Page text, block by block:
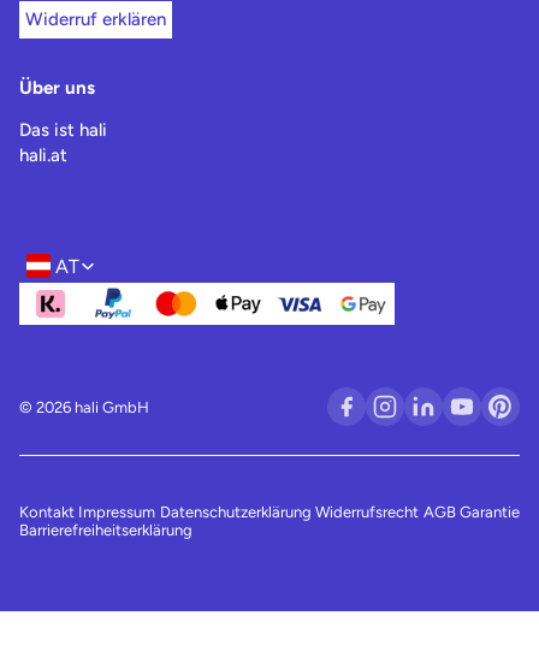
Widerruf erklären
Über uns
Das ist hali
hali.at
Region- und Sprachwahl
AT
© 2026 hali GmbH
Kontakt Impressum Datenschutzerklärung Widerrufsrecht AGB Garantie
Barrierefreiheitserklärung